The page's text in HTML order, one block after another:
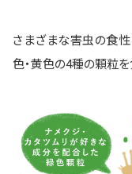
さまざまな害虫の食性
色・黄色の4種の顆粒